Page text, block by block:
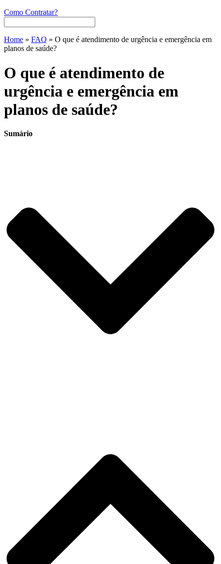
Como Contratar?
Home » FAQ » O que é atendimento de urgência e emergência em
planos de saúde?
O que é atendimento de
urgência e emergência em
planos de saúde?
Sumário